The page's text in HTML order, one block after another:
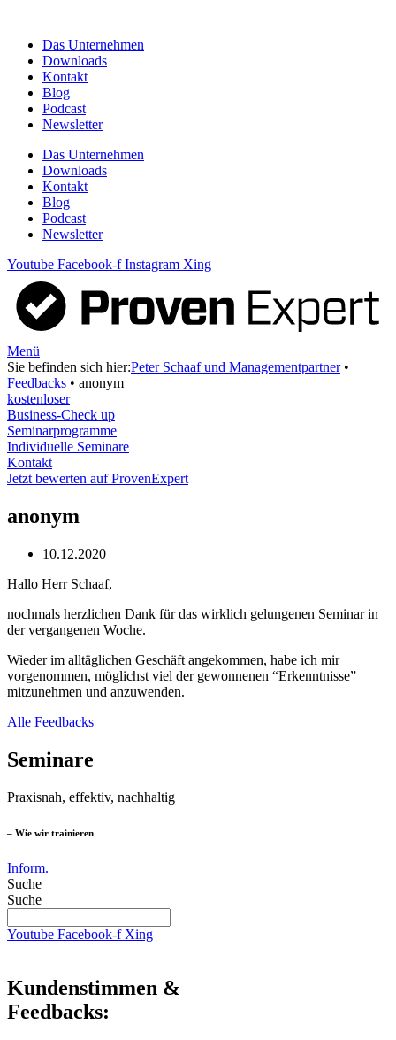
springenDas Unternehmen
Downloads
Kontakt
Blog
Podcast
Newsletter
Das Unternehmen
Downloads
Kontakt
Blog
Podcast
Newsletter
Youtube Facebook-f Instagram Xing
Menü
Sie befinden sich hier:Peter Schaaf und Managementpartner•
Feedbacks • anonym
kostenloser
Business-Check up
Seminarprogramme
Individuelle Seminare
Kontakt
Jetzt bewerten auf ProvenExpert
anonym
10.12.2020
Hallo Herr Schaaf,
nochmals herzlichen Dank für das wirklich gelungenen Seminar in
der vergangenen Woche.
Wieder im alltäglichen Geschäft angekommen, habe ich mir
vorgenommen, möglichst viel der gewonnenen “Erkenntnisse”
mitzunehmen und anzuwenden.
Alle Feedbacks
Seminare
Praxisnah, effektiv, nachhaltig
– Wie wir trainieren
Inform.
Suche
Suche
Youtube Facebook-f Xing
Kundenstimmen &
Feedbacks: